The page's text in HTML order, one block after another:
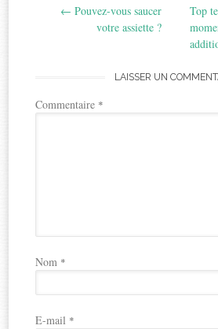
navigation
← Pouvez-vous saucer
votre assiette ?
Top
LAISSER UN
Commentaire *
Nom *
E-mail *